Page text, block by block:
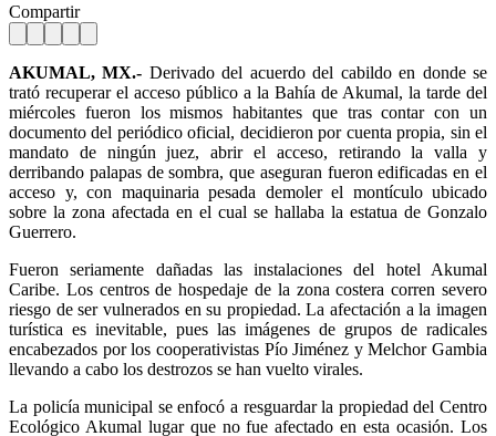
Compartir
AKUMAL, MX.- Derivado del acuerdo del cabildo en donde se
trató recuperar el acceso público a la Bahía de Akumal, la tarde del
miércoles fueron los mismos habitantes que tras contar con un
documento del periódico oficial, decidieron por cuenta propia, sin el
mandato de ningún juez, abrir el acceso, retirando la valla y
derribando palapas de sombra, que aseguran fueron edificadas en el
acceso y, con maquinaria pesada demoler el montículo ubicado
sobre la zona afectada en el cual se hallaba la estatua de Gonzalo
Guerrero.
Fueron seriamente dañadas las instalaciones del hotel Akumal
Caribe. Los centros de hospedaje de la zona costera corren severo
riesgo de ser vulnerados en su propiedad. La afectación a la imagen
turística es inevitable, pues las imágenes de grupos de radicales
encabezados por los cooperativistas Pío Jiménez y Melchor Gambia
llevando a cabo los destrozos se han vuelto virales.
La policía municipal se enfocó a resguardar la propiedad del Centro
Ecológico Akumal lugar que no fue afectado en esta ocasión. Los